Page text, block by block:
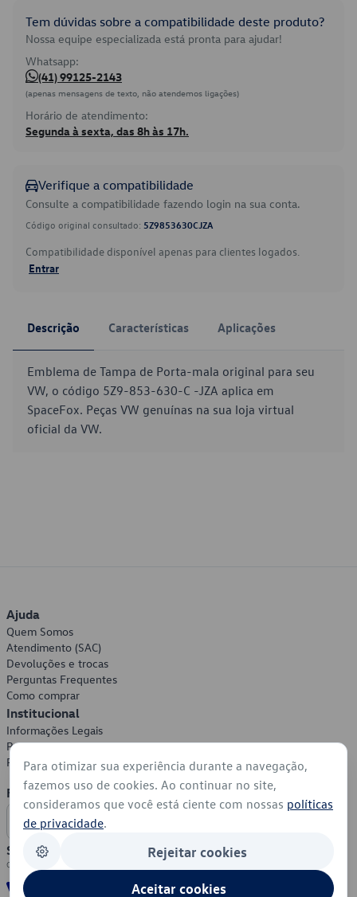
Tem dúvidas sobre a compatibilidade deste produto?
Nossa equipe especializada está pronta para ajudar!
Whatsapp:
(41) 99125-2143
(apenas mensagens de texto, não atendemos ligações)
Horário de atendimento:
Segunda à sexta, das 8h às 17h.
Verifique a compatibilidade
Consulte a compatibilidade fazendo login na sua conta.
Código original consultado: 5Z9853630CJZA
Compatibilidade disponível apenas para clientes logados.
Entrar
Descrição Características Aplicações
Emblema de Tampa de Porta-mala original para seu
VW, o código 5Z9-853-630-C -JZA aplica em
SpaceFox. Peças VW genuínas na sua loja virtual
oficial da VW.
Ajuda
Quem Somos
Atendimento (SAC)
Devoluções e trocas
Perguntas Frequentes
Como comprar
Institucional
Informações Legais
Política de Privacidade
Política de Cookies
Formas de Pagamento
Segurança
Para otimizar sua experiência durante a navegação,
fazemos uso de cookies. Ao continuar no site,
consideramos que você está ciente com nossas políticas
de privacidade.
Rejeitar cookies
Aceitar cookies